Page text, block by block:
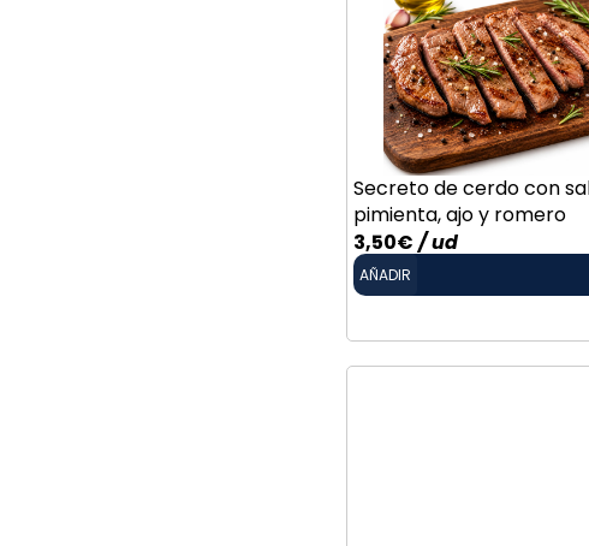
Secreto de cerdo con
pimienta, ajo y romero
3,50€/ ud
AÑADIR